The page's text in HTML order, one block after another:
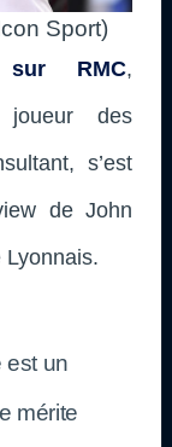
Sport)
sur RMC,
des
s’est
de John
Lyonnais.
est un
mérite